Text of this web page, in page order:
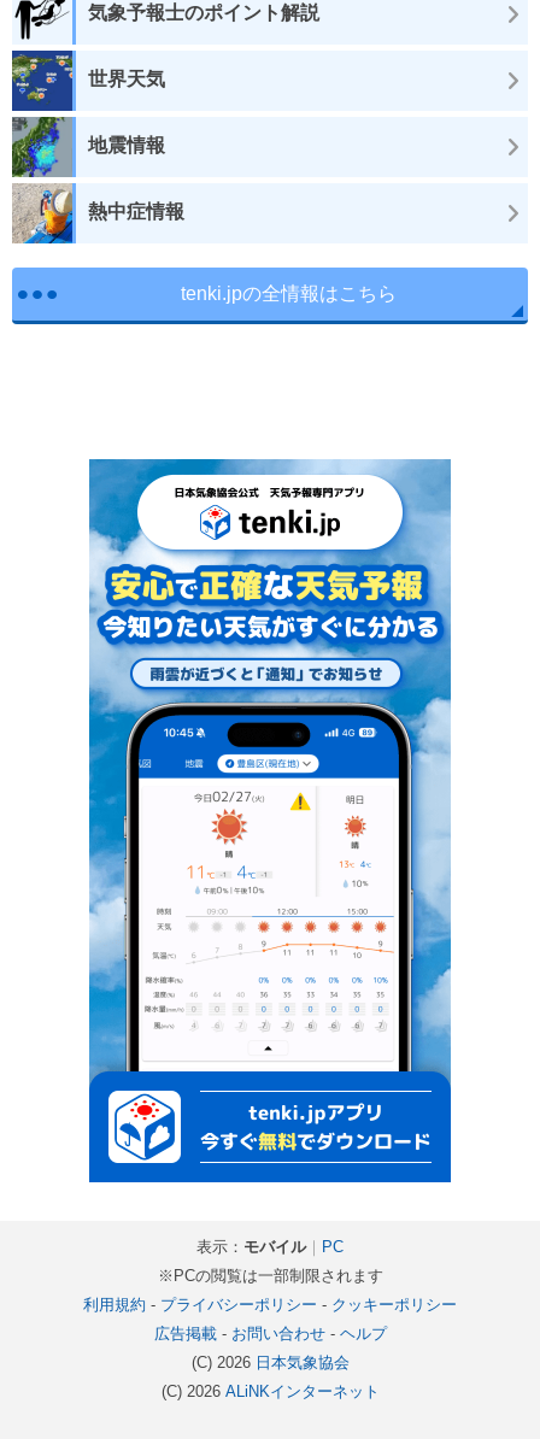
気象予報士のポイント解説
世界天気
地震情報
熱中症情報
tenki.jpの全情報はこちら
表示： モバイル｜ PC
※PCの閲覧は一部制限されます
利用規約 - プライバシーポリシー - クッキーポリシー
広告掲載- お問い合わせ- ヘルプ
(C) 2026 日本気象協会
(C) 2026 ALiNKインターネット